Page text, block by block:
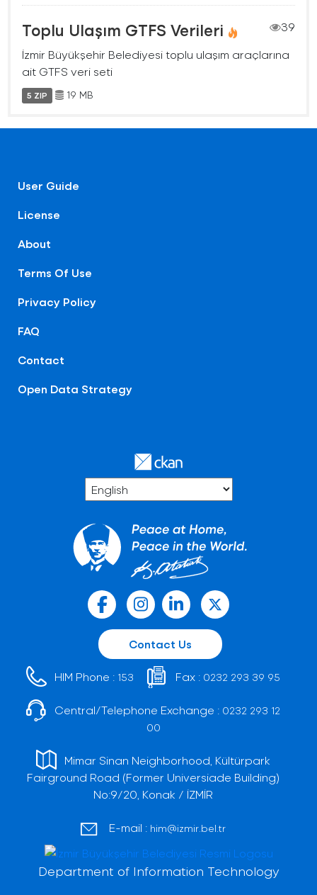
Toplu Ulaşım GTFS Verileri
39
İzmir Büyükşehir Belediyesi toplu ulaşım araçlarına
ait GTFS veri seti
5 ZIP 19 MB
User Guide
License
About
Terms Of Use
Privacy Policy
FAQ
Contact
Open Data Strategy
Contact Us
HIM Phone : 153 Fax : 0232 293 39 95
Central/Telephone Exchange : 0232 293 12
00
Mimar Sinan Neighborhood, Kültürpark
Fairground Road (Former Universiade Building)
No:9/20, Konak / İZMİR
E-mail : him@izmir.bel.tr
Department of Information Technology